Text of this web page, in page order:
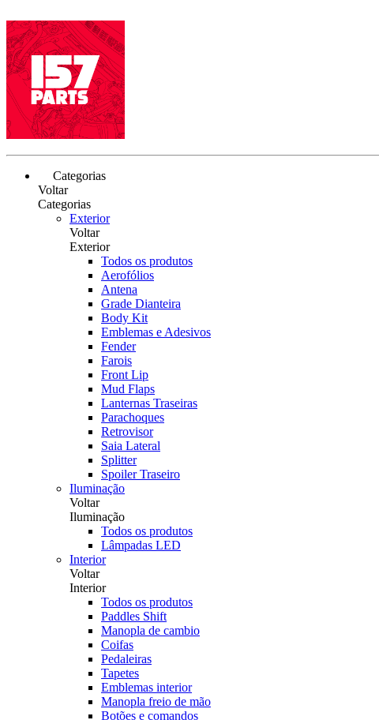
Categorias
Voltar
Categorias
Exterior
Voltar
Exterior
Todos os produtos
Aerofólios
Antena
Grade Dianteira
Body Kit
Emblemas e Adesivos
Fender
Farois
Front Lip
Mud Flaps
Lanternas Traseiras
Parachoques
Retrovisor
Saia Lateral
Splitter
Spoiler Traseiro
Iluminação
Voltar
Iluminação
Todos os produtos
Lâmpadas LED
Interior
Voltar
Interior
Todos os produtos
Paddles Shift
Manopla de cambio
Coifas
Pedaleiras
Tapetes
Emblemas interior
Manopla freio de mão
Botões e comandos